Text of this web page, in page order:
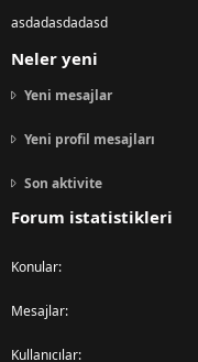
asdadasdadasd
Neler yeni
Yeni mesajlar
Yeni profil mesajları
Son aktivite
Forum istatistikleri
Konular
Mesajlar
Kullanıcılar